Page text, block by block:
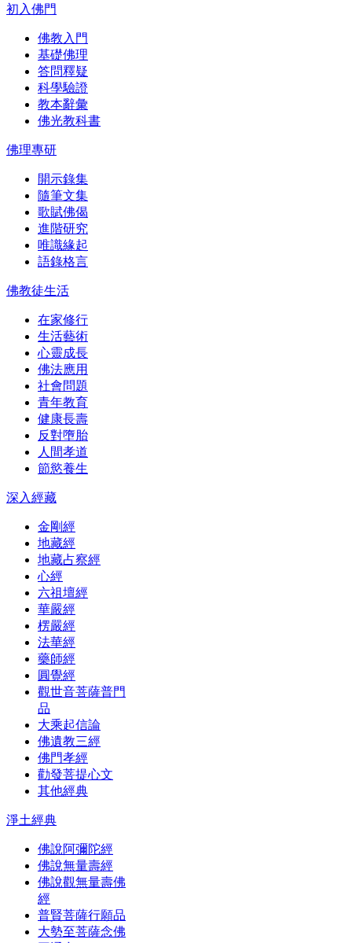
初入佛門
佛教入門
基礎佛理
答問釋疑
科學驗證
教本辭彙
佛光教科書
佛理專研
開示錄集
隨筆文集
歌賦佛偈
進階研究
唯識緣起
語錄格言
佛教徒生活
在家修行
生活藝術
心靈成長
佛法應用
社會問題
青年教育
健康長壽
反對墮胎
人間孝道
節慾養生
深入經藏
金剛經
地藏經
地藏占察經
心經
六祖壇經
華嚴經
楞嚴經
法華經
藥師經
圓覺經
觀世音菩薩普門
品
大乘起信論
佛遺教三經
佛門孝經
勸發菩提心文
其他經典
淨土經典
佛說阿彌陀經
佛說無量壽經
佛說觀無量壽佛
經
普賢菩薩行願品
大勢至菩薩念佛